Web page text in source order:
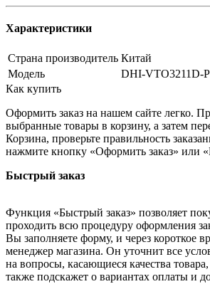
Характеристики
Страна производитель Китай
Модель
DHI-VTO3211D-
Как купить
Оформить заказ на нашем сайте легко.
выбранные товары в корзину, а затем
Корзина, проверьте правильность
нажмите кнопку «Оформить заказ» или
Быстрый заказ
Функция «Быстрый заказ» позволяет
проходить всю процедуру оформления
Вы заполняете форму, и через короткое
менеджер магазина. Он уточнит все
на вопросы, касающиеся качества
также подскажет о вариантах оплаты и